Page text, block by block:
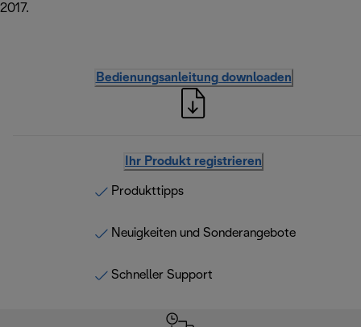
2017.
Bedienungsanleitung downloaden
Ihr Produkt registrieren
Produkttipps
Neuigkeiten und Sonderangebote
Schneller Support